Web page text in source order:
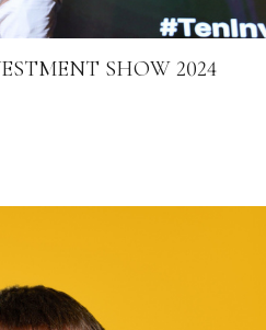
SHOW 2024